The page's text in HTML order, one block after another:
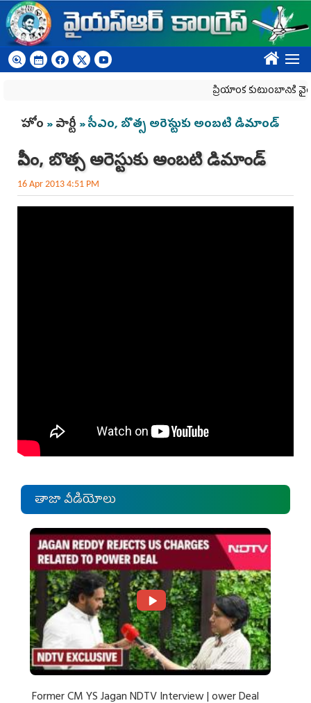
Skip to main content
????
ప్రియాంక కుటుంబానికి
You are here
హోం »పార్టీ » సీఎం, బొత్స అరెస్టుకు అంబటి డిమాండ్
సీఎం, బొత్స అరెస్టుకు అంబటి డిమాండ్
16 Apr 2013 4:51 PM
తాజా వీడియోలు
Former CM YS Jagan NDTV Interview | ower Deal